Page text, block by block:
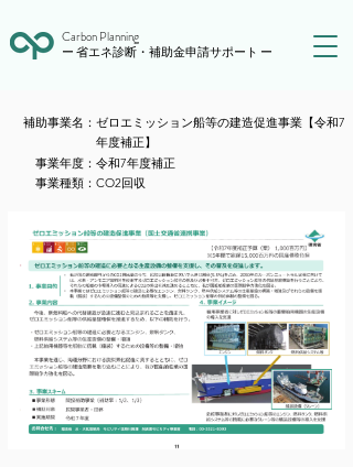
Carbon Planning
ー 省エネ診断・補助金申請サポート ー
​補助事業名： ゼロエミッション船等の建造促進事業【令和7
年度補正】
​事業年度： 令和7年度補正
​事業種類： CO2回収